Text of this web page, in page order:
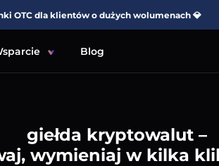
OTC dla klientów o dużych wolumenach 💎
Blog
giełda kryptowalut –
wymieniaj w kilka